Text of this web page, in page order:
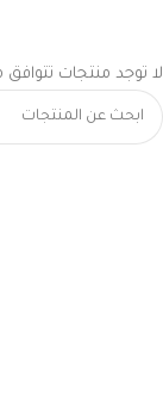
لا توجد منتجات تتوافق